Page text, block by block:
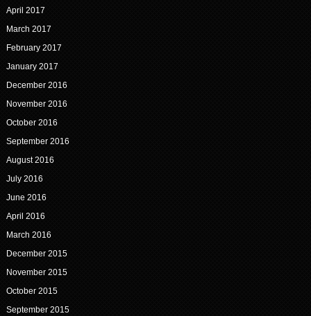
April 2017
March 2017
February 2017
January 2017
December 2016
November 2016
October 2016
September 2016
August 2016
July 2016
June 2016
April 2016
March 2016
December 2015
November 2015
October 2015
September 2015